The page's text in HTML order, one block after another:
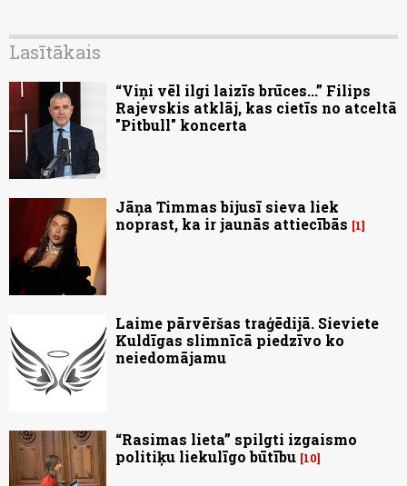
Lasītākais
“Viņi vēl ilgi laizīs brūces...” Filips
Rajevskis atklāj, kas cietīs no atceltā
"Pitbull" koncerta
Jāņa Timmas bijusī sieva liek
noprast, ka ir jaunās attiecībās
1
Laime pārvēršas traģēdijā. Sieviete
Kuldīgas slimnīcā piedzīvo ko
neiedomājamu
“Rasimas lieta” spilgti izgaismo
politiķu liekulīgo būtību 10